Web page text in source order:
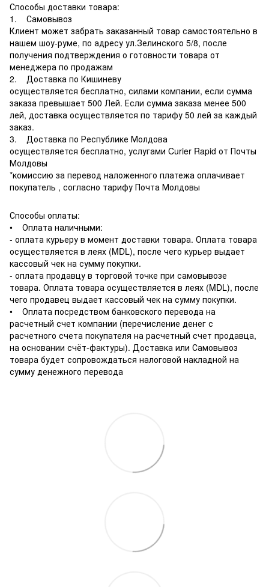
Способы доставки товара:
1. Самовывоз
Клиент может забрать заказанный товар самостоятельно в
нашем шоу-руме, по адресу ул.Зелинского 5/8, после
получения подтверждения о готовности товара от
менеджера по продажам
2. Доставка по Кишиневу
осуществляется бесплатно, силами компании, если сумма
заказа превышает 500 Лей. Если сумма заказа менее 500
лей, доставка осуществляется по тарифу 50 лей за каждый
заказ.
3. Доставка по Республике Молдова
осуществляется бесплатно, услугами Curier Rapid от Почты
Молдовы
*комиссию за перевод наложенного платежа оплачивает
покупатель , согласно тарифу Почта Молдовы
Способы оплаты:
• Оплата наличными:
- оплата курьеру в момент доставки товара. Оплата товара
осуществляется в леях (MDL), после чего курьер выдает
кассовый чек на сумму покупки.
- оплата продавцу в торговой точке при самовывозе
товара. Оплата товара осуществляется в леях (MDL), после
чего продавец выдает кассовый чек на сумму покупки.
• Оплата посредством банковского перевода на
расчетный счет компании (перечисление денег с
расчетного счета покупателя на расчетный счет продавца,
на основании счёт-фактуры). Доставка или Самовывоз
товара будет сопровождаться налоговой накладной на
сумму денежного перевода